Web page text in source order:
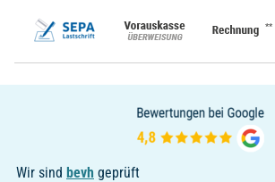
**
Wir sind bevh geprüft